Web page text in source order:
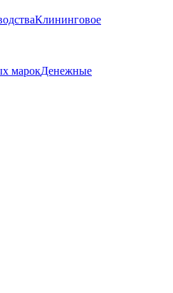
Клининговое
марокДенежные